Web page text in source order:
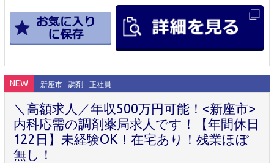
NEW 新座市 調剤 正社員
＼高額求人／年収500万円可能！<新座市>
内科応需の調剤薬局求人です！【年間休日
122日】未経験OK！在宅あり！残業ほぼ
無し！